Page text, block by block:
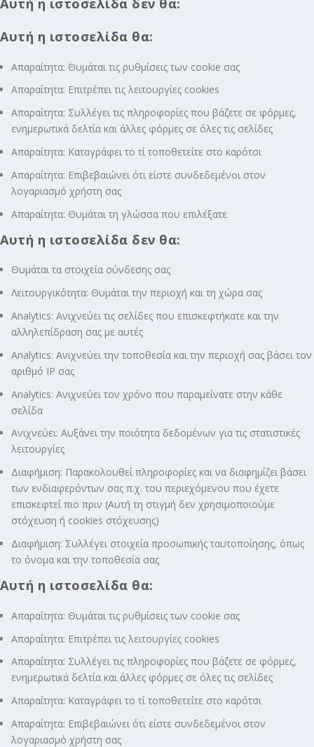
Αυτή η ιστοσελίδα δεν θα:
Αυτή η ιστοσελίδα θα:
Απαραίτητα: Θυμάται τις ρυθμίσεις των cookie σας
Απαραίτητα: Επιτρέπει τις λειτουργίες cookies
Απαραίτητα: Συλλέγει τις πληροφορίες που βάζετε σε φόρμες,
ενημερωτικά δελτία και άλλες φόρμες σε όλες τις σελίδες
Απαραίτητα: Καταγράφει το τί τοποθετείτε στο καρότσι
Απαραίτητα: Επιβεβαιώνει ότι είστε συνδεδεμένοι στον
λογαριασμό χρήστη σας
Απαραίτητα: Θυμάται τη γλώσσα που επιλέξατε
Αυτή η ιστοσελίδα δεν θα:
Θυμάται τα στοιχεία σύνδεσης σας
Λειτουργικότητα: Θυμάται την περιοχή και τη χώρα σας
Analytics: Ανιχνεύει τις σελίδες που επισκεφτήκατε και την
αλληλεπίδραση σας με αυτές
Analytics: Ανιχνεύει την τοποθεσία και την περιοχή σας βάσει τον
αριθμό ΙΡ σας
Analytics: Ανιχνεύει τον χρόνο που παραμείνατε στην κάθε
σελίδα
Ανιχνεύει: Αυξάνει την ποιότητα δεδομένων για τις στατιστικές
λειτουργίες
Διαφήμιση: Παρακολουθεί πληροφορίες και να διαφημίζει βάσει
των ενδιαφερόντων σας π.χ. του περιεχόμενου που έχετε
επισκεφτεί πιο πριν (Αυτή τη στιγμή δεν χρησιμοποιούμε
στόχευση ή cookies στόχευσης)
Διαφήμιση: Συλλέγει στοιχεία προσωπικής ταυτοποίησης, όπως
το όνομα και την τοποθεσία σας
Αυτή η ιστοσελίδα θα:
Απαραίτητα: Θυμάται τις ρυθμίσεις των cookie σας
Απαραίτητα: Επιτρέπει τις λειτουργίες cookies
Απαραίτητα: Συλλέγει τις πληροφορίες που βάζετε σε φόρμες,
ενημερωτικά δελτία και άλλες φόρμες σε όλες τις σελίδες
Απαραίτητα: Καταγράφει το τί τοποθετείτε στο καρότσι
Απαραίτητα: Επιβεβαιώνει ότι είστε συνδεδεμένοι στον
λογαριασμό χρήστη σας